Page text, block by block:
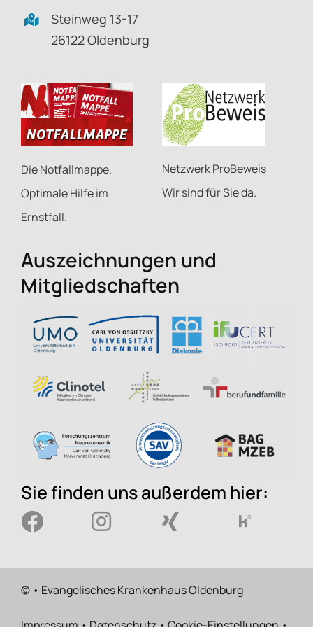
Steinweg 13-17
26122 Oldenburg
Die Notfallmappe.
Optimale Hilfe im
Ernstfall.
Netzwerk ProBeweis
Wir sind für Sie da.
Auszeichnungen und
Mitgliedschaften
Sie finden uns außerdem hier:
© • Evangelisches Krankenhaus Oldenburg